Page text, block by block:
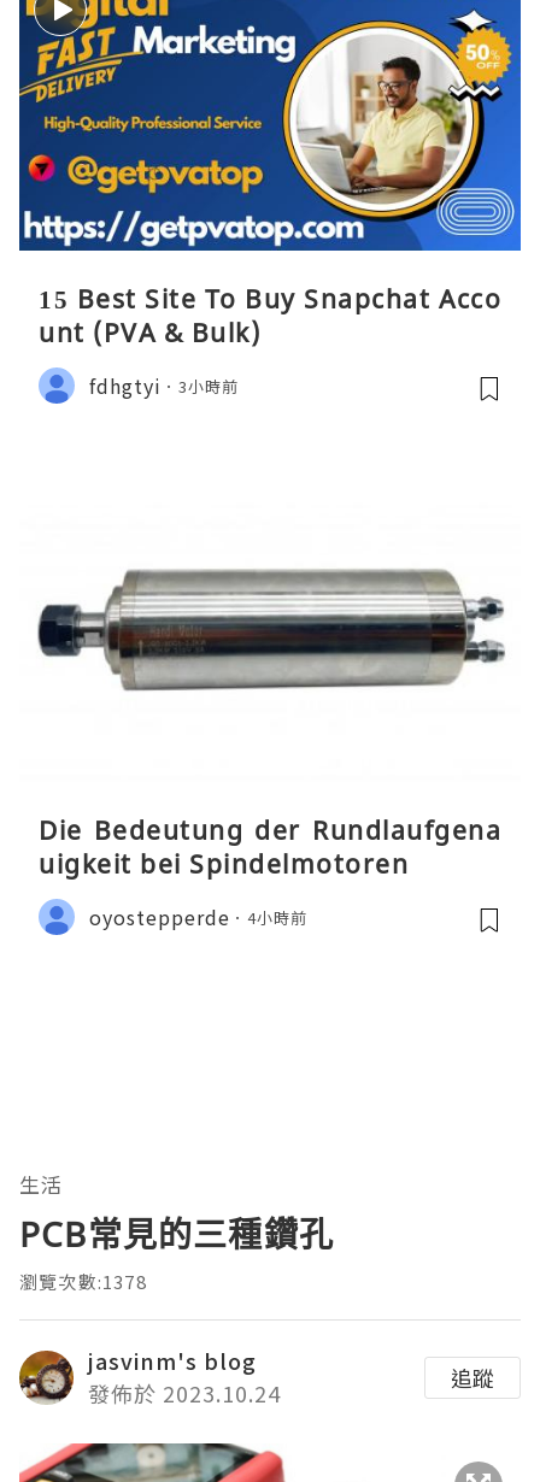
15 Best Site To Buy Snapchat Acco
unt (PVA & Bulk)
fdhgtyi 3小時前
Die Bedeutung der Rundlaufgena
uigkeit bei Spindelmotoren
oyostepperde 4小時前
生活
PCB常見的三種鑽孔
瀏覽次數:1378
jasvinm's blog
發佈於 2023.10.24
追蹤